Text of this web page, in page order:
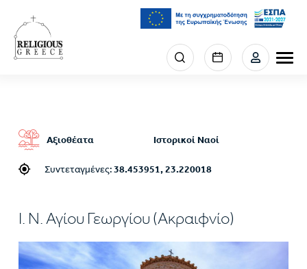
προς
κυρίως
περιεχόμενο
Menu
section
Αξιοθέατα Ιστορικοί Ναοί
Συντεταγμένες:38.453951, 23.220018
Ι. Ν. Αγίου Γεωργίου (Ακραιφνίο)